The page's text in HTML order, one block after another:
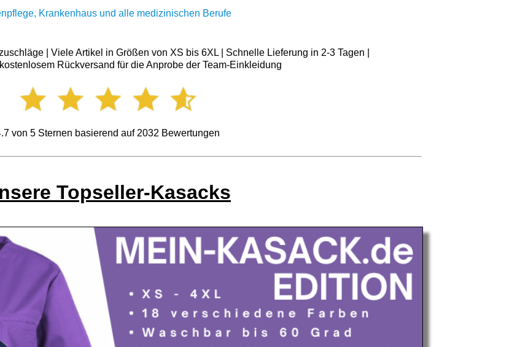
Krankenhaus und alle medizinischen Berufe
| Viele Artikel in Größen von XS bis 6XL | Schnelle Lieferung in 2-3 Tagen |
Rückversand für die Anprobe der Team-Einkleidung
von 5Sternen basierend auf 2032 Bewertungen
Topseller-Kasacks